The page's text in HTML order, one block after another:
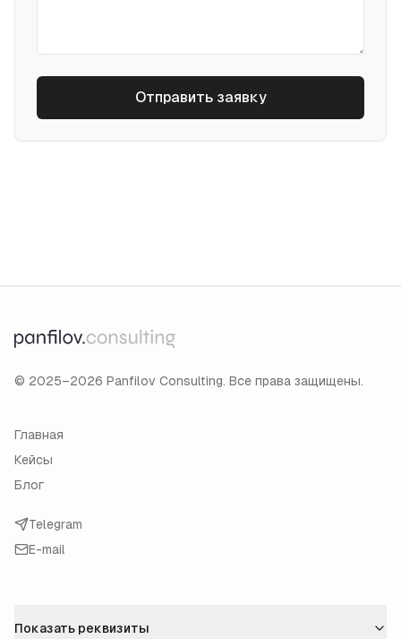
Отправить заявку
© 2025–2026 Panfilov Consulting. Все права защищены.
Главная
Кейсы
Блог
Telegram
E-mail
Показать реквизиты